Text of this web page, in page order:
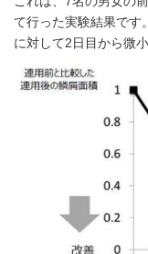
て行った実験結果です
に対して2日目から微